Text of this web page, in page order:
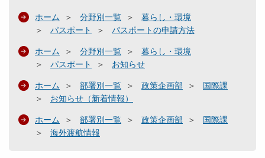
ホーム 分野別一覧
暮らし・環境
パスポート
パスポートの申請方法
ホーム 分野別一覧
暮らし・環境
パスポート
お知らせ
ホーム 部署別一覧 政策企画部
国際課
お知らせ（新着情報）
ホーム 部署別一覧 政策企画部
国際課
海外渡航情報